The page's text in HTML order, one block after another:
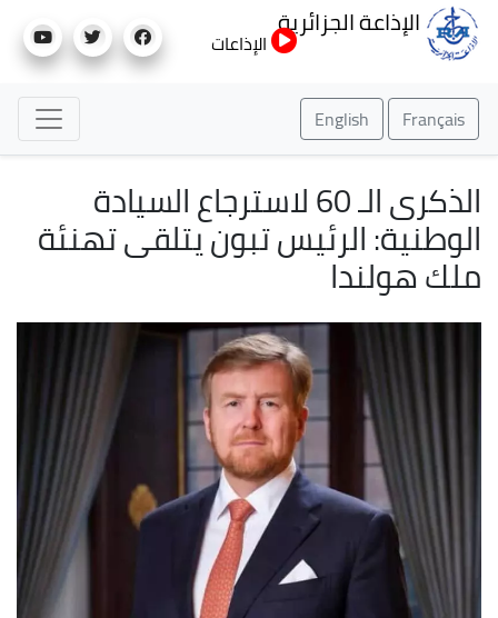
إلى
الإذاعة الجزائرية
الإذاعات
Français
English
الذكرى الـ 60 لاسترجاع السيادة
الوطنية: الرئيس تبون يتلقى تهنئة
ملك هولندا